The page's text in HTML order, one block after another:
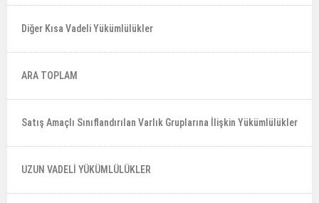
Diğer Kısa Vadeli Yükümlülükler
ARA TOPLAM
Satış Amaçlı Sınıflandırılan Varlık Gruplarına İlişkin Yükümlülükler
UZUN VADELİ YÜKÜMLÜLÜKLER